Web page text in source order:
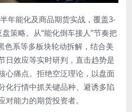
年能化及商品期货实战，覆盖3-
策略。从“能化倒车接人”节奏把
色系等多板块轮动拆解，结合美
日效应等实时研判，直击趋势是
心痛点。拒绝空泛理论，以盘面
化行情中抓关键品种、避诱多陷
能力的期货投资者。